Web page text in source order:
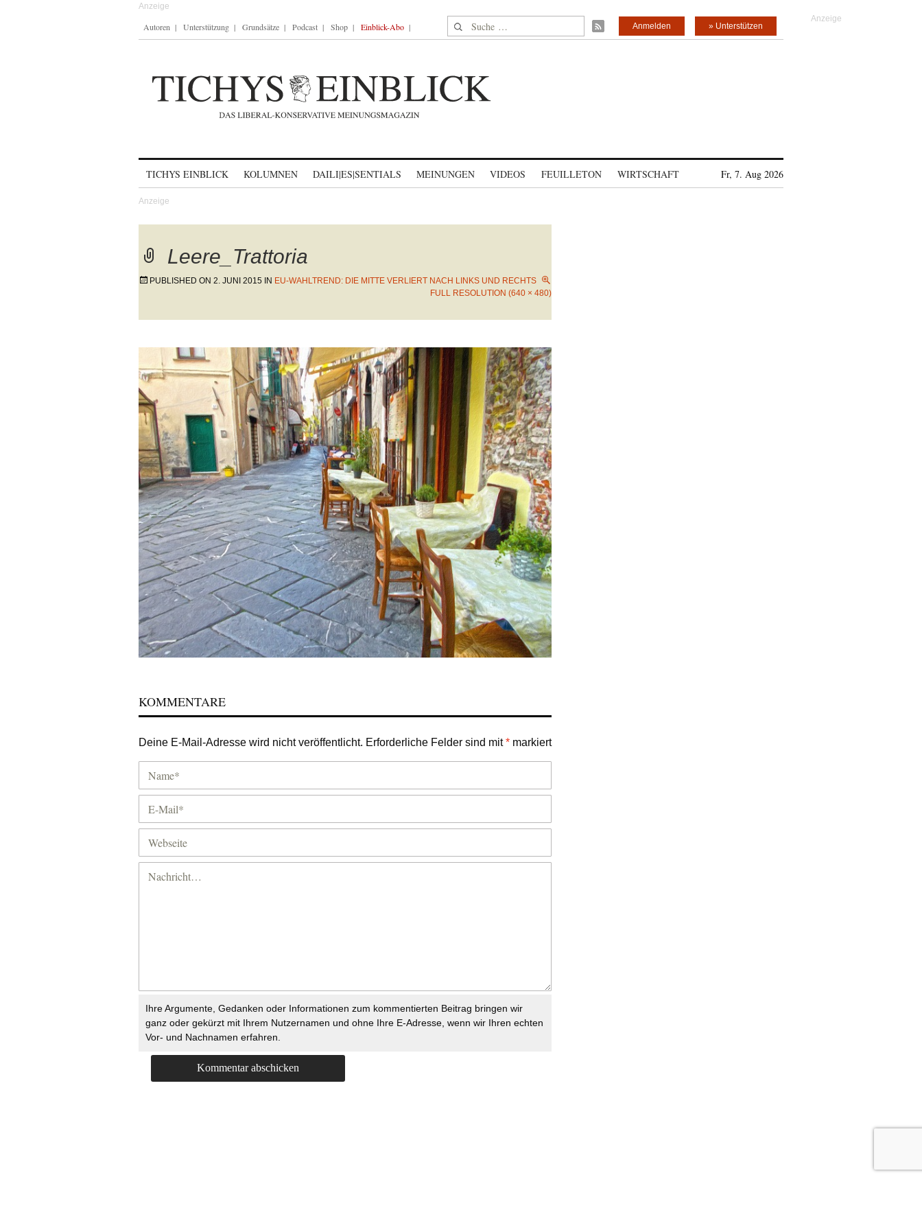
Autoren Unterstützung Grundsätze Podcast Shop Einblick-Abo Suche nach: » Unterstützen
Anmelden
TICHYS EINBLICK KOLUMNEN DAILI|ES|SENTIALS MEINUNGEN VIDEOS FEUILLETON WIRTSCHAFT Fr, 7. Aug 2026
Leere_Trattoria
PUBLISHED ON 2. JUNI 2015 IN EU-WAHLTREND: DIE MITTE VERLIERT NACH LINKS UND RECHTS
FULL RESOLUTION (640 × 480)
KOMMENTARE
Deine E-Mail-Adresse wird nicht veröffentlicht. Erforderliche Felder sind mit* markiert
Ihre Argumente, Gedanken oder Informationen zum kommentierten Beitrag bringen wir
ganz oder gekürzt mit Ihrem Nutzernamen und ohne Ihre E-Adresse, wenn wir Ihren echten
Vor- und Nachnamen erfahren.